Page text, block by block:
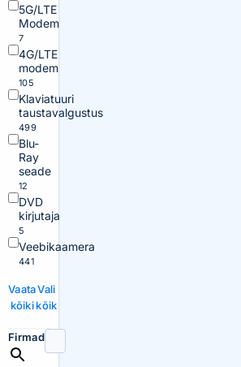
5G/LTE
Modem
7
4G/LTE
modem
105
Klaviatuuri
taustavalgustus
499
Blu-
Ray
seade
12
DVD
kirjutaja
5
Veebikaamera
441
Vaata
kõiki
Vali
kõik
Firmad